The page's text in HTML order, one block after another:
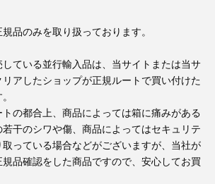
品のみを取り扱っております。
している並行輸入品は、当サイトまたは当サ
リアしたショップが正規ルートで買い付けた
の都合上、商品によっては箱に痛みがある
干のシワや傷、商品によってはセキュリテ
取っている場合などがございますが、当社が
品確認をした商品ですので、安心してお買